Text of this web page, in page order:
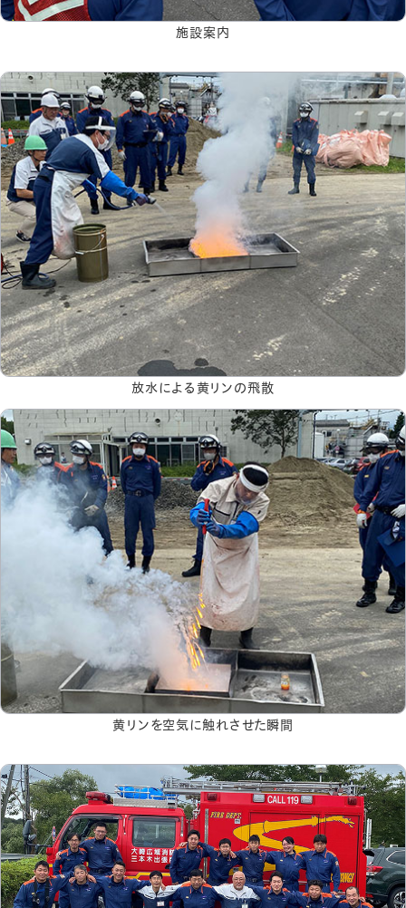
施設案内
放水による黄リンの飛散
黄リンを空気に触れさせた瞬間